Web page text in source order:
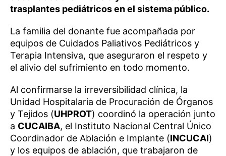
trasplantes pediátricos en el sistema público.
La familia del donante fue acompañada por
equipos de Cuidados Paliativos Pediátricos y
Terapia Intensiva, que aseguraron el respeto y
el alivio del sufrimiento en todo momento.
Al confirmarse la irreversibilidad clínica, la
Unidad Hospitalaria de Procuración de Órganos
y Tejidos (UHPROT) coordinó la operación junto
a CUCAIBA, el Instituto Nacional Central Único
Coordinador de Ablación e Implante (INCUCAI)
y los equipos de ablación, que trabajaron de